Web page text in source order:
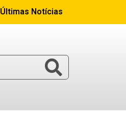
Últimas Notícias